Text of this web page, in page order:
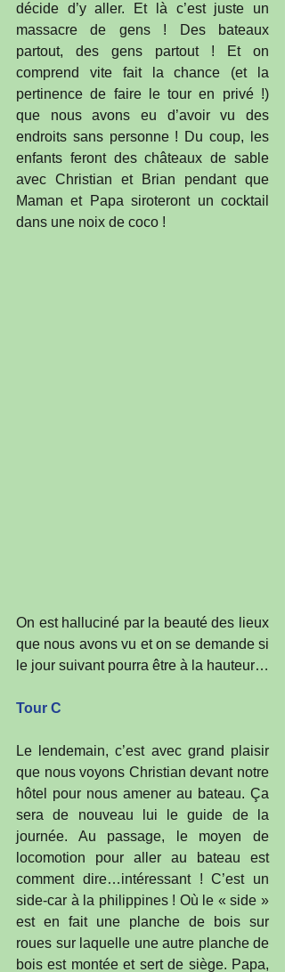
décide d’y aller. Et là c’est juste un
massacre de gens ! Des bateaux
partout, des gens partout ! Et on
comprend vite fait la chance (et la
pertinence de faire le tour en privé !)
que nous avons eu d’avoir vu des
endroits sans personne ! Du coup, les
enfants feront des châteaux de sable
avec Christian et Brian pendant que
Maman et Papa siroteront un cocktail
dans une noix de coco !
On est halluciné par la beauté des lieux
que nous avons vu et on se demande si
le jour suivant pourra être à la hauteur…
Tour C
Le lendemain, c’est avec grand plaisir
que nous voyons Christian devant notre
hôtel pour nous amener au bateau. Ça
sera de nouveau lui le guide de la
journée. Au passage, le moyen de
locomotion pour aller au bateau est
comment dire…intéressant ! C’est un
side-car à la philippines ! Où le « side »
est en fait une planche de bois sur
roues sur laquelle une autre planche de
bois est montée et sert de siège. Papa,